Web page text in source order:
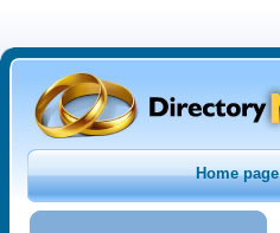
Home page